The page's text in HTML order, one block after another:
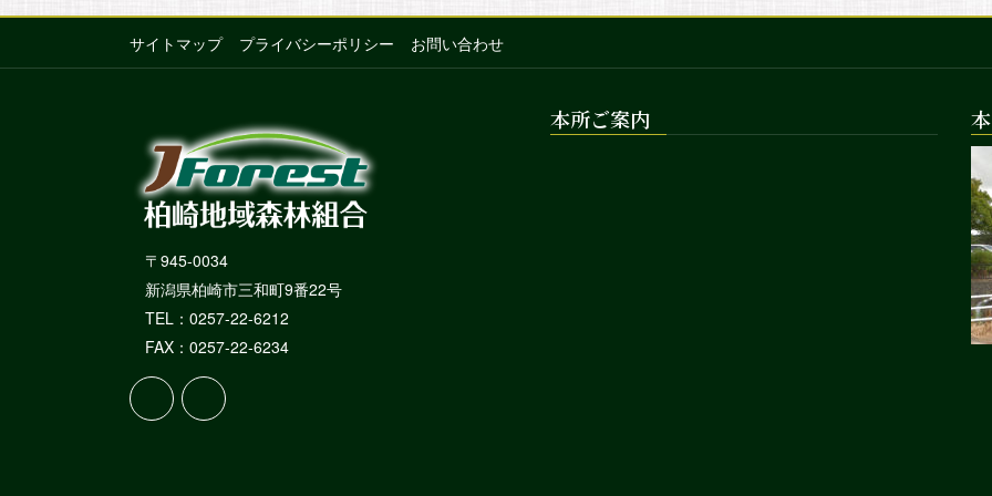
の
ペ
ー
送
り
サイトマップ プライバシーポリシー お問い合わせ
〒945-0034
新潟県柏崎市三和町9番22号
TEL：0257-22-6212
FAX：0257-22-6234
本所ご案内